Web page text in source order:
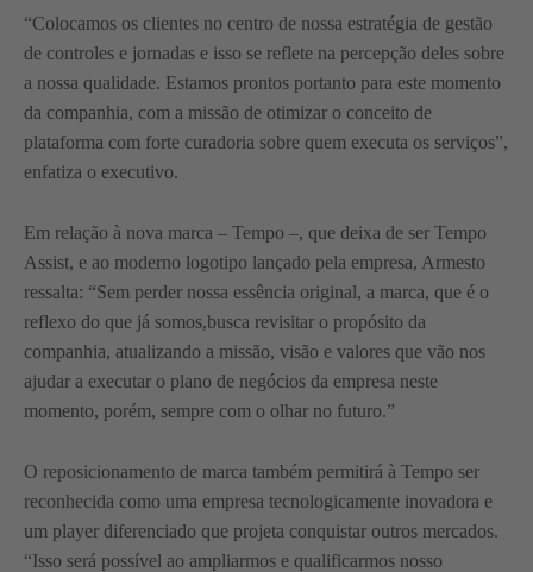
“Colocamos os clientes no centro de nossa estratégia de gestão
de controles e jornadas e isso se reflete na percepção deles sobre
a nossa qualidade. Estamos prontos portanto para este momento
da companhia, com a missão de otimizar o conceito de
plataforma com forte curadoria sobre quem executa os serviços”,
enfatiza o executivo.
Em relação à nova marca – Tempo –, que deixa de ser Tempo
Assist, e ao moderno logotipo lançado pela empresa, Armesto
ressalta: “Sem perder nossa essência original, a marca, que é o
reflexo do que já somos,busca revisitar o propósito da
companhia, atualizando a missão, visão e valores que vão nos
ajudar a executar o plano de negócios da empresa neste
momento, porém, sempre com o olhar no futuro.”
O reposicionamento de marca também permitirá à Tempo ser
reconhecida como uma empresa tecnologicamente inovadora e
um player diferenciado que projeta conquistar outros mercados.
“Isso será possível ao ampliarmos e qualificarmos nosso